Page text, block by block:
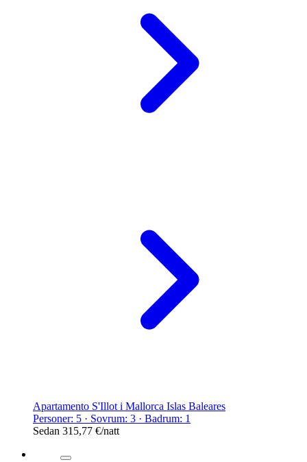
Apartamento S'Illot i Mallorca Islas Baleares
Personer: 5 · Sovrum: 3 · Badrum: 1
Sedan 315,77 €/natt